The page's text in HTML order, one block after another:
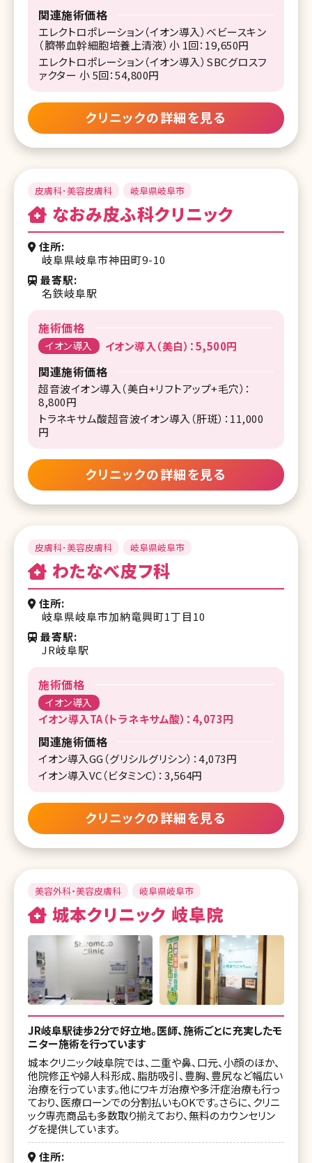
関連施術価格
エレクトロポレーション（イオン導入）ベビースキン
（臍帯血幹細胞培養上清液）小 1回：19,650円
エレクトロポレーション（イオン導入）SBCグロスフ
ァクター 小 5回：54,800円
クリニックの詳細を見る
皮膚科･美容皮膚科 岐阜県岐阜市
なおみ皮ふ科クリニック
住所
岐阜県岐阜市神田町9-10
最寄駅
名鉄岐阜駅
施術価格
イオン導入 イオン導入（美白）：5,500円
関連施術価格
超音波イオン導入（美白+リフトアップ+毛穴）：
8,800円
トラネキサム酸超音波イオン導入（肝斑）：11,000
円
クリニックの詳細を見る
皮膚科･美容皮膚科 岐阜県岐阜市
わたなべ皮フ科
住所
岐阜県岐阜市加納竜興町1丁目10
最寄駅
JR岐阜駅
施術価格
イオン導入
イオン導入TA（トラネキサム酸）：4,073円
関連施術価格
イオン導入GG（グリシルグリシン）：4,073円
イオン導入VC（ビタミンC）：3,564円
クリニックの詳細を見る
美容外科・美容皮膚科 岐阜県岐阜市
城本クリニック 岐阜院
JR岐阜駅徒歩2分で好立地。医師、施術ごとに充実したモ
ニター施術を行っています
城本クリニック岐阜院では、二重や鼻、口元、小顔のほか、
他院修正や婦人科形成、脂肪吸引、豊胸、豊尻など幅広い
治療を行っています。他にワキガ治療や多汗症治療も行っ
ており、医療ローンでの分割払いもOKです。さらに、クリニ
ック専売商品も多数取り揃えており、無料のカウンセリン
グを提供しています。
住所